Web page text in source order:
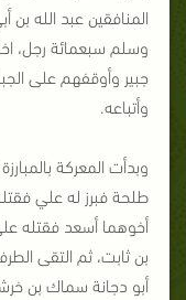
المنافقين عبد الله
وسلم سبعمائة رجل،
جبير وأوقفهم على
وأتباعه.
وبدأت المعركة
طلحة فبرز له علي
أخوهما أسعد فقتله
بن ثابت، ثم التقى
أبو دجانة سماك بن